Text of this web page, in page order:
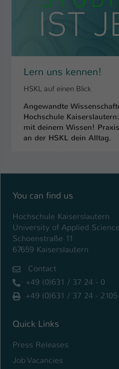
Lern uns kennen!
HSKL auf einen Blick
Angewandte
Hochschule
mit deinem Wissen!
an der HSKL dein Alltag.
You can find us
Hochschule Kaiserslautern
University of Applied
Schoenstraße 11
67659 Kaiserslautern
Contact
+49 (0)631 / 37 24 - 0
+49 (0)631 / 37 24 - 2105
Quick Links
Press Releases
Job Vacancies
Anbieter TYPO3
ein Besucher im
angemeldet
zu verwalten.